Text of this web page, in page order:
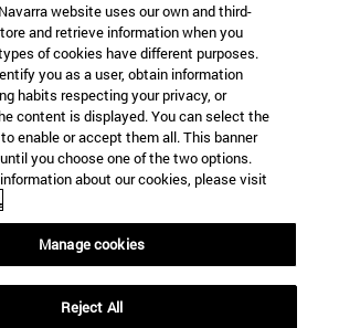
website uses our own and third-
and retrieve information when you
of cookies have different purposes.
you as a user, obtain information
habits respecting your privacy, or
content is displayed. You can select the
enable or accept them all. This banner
you choose one of the two options.
about our cookies, please visit
Manage cookies
Reject All